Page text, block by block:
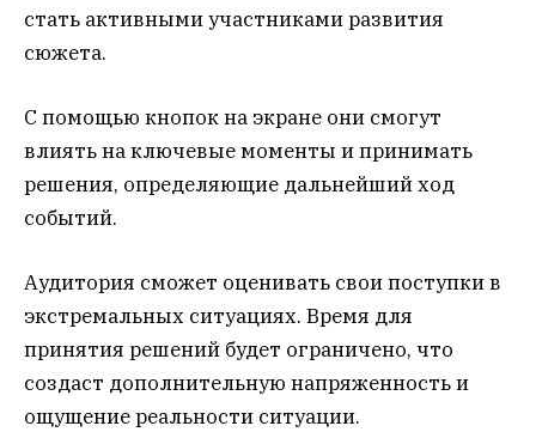
стать активными участниками развития
сюжета.
С помощью кнопок на экране они смогут
влиять на ключевые моменты и принимать
решения, определяющие дальнейший ход
событий.
Аудитория сможет оценивать свои поступки в
экстремальных ситуациях. Время для
принятия решений будет ограничено, что
создаст дополнительную напряженность и
ощущение реальности ситуации.